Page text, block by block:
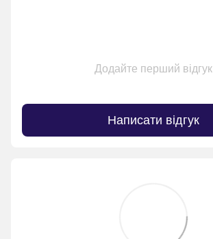
Додайте перший відгук
Написати відгук